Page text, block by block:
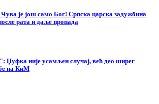
је још само Бог! Српска царска задужбина
рата и даље пропада
Џуфка није усамљен случај, већ део ширег
на КиМ